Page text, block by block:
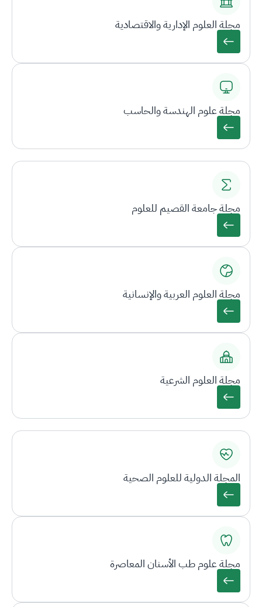
مجلة العلوم الإدارية والاقتصادية
مجلة علوم الهندسة والحاسب
مجلة جامعة القصيم للعلوم
مجلة العلوم العربية والإنسانية
مجلة العلوم الشرعية
المجلة الدولية للعلوم الصحية
مجلة علوم طب الأسنان المعاصرة